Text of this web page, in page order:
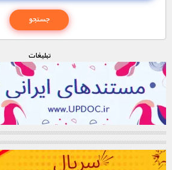
تبليغات